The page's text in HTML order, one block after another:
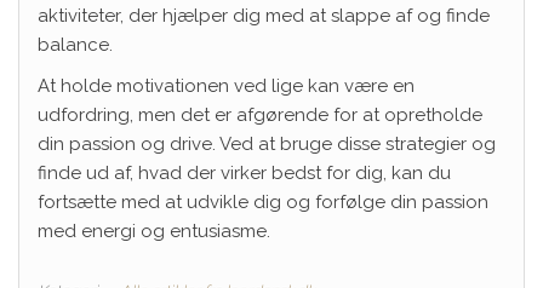
aktiviteter, der hjælper dig med at slappe af og finde
balance.
At holde motivationen ved lige kan være en
udfordring, men det er afgørende for at opretholde
din passion og drive. Ved at bruge disse strategier og
finde ud af, hvad der virker bedst for dig, kan du
fortsætte med at udvikle dig og forfølge din passion
med energi og entusiasme.